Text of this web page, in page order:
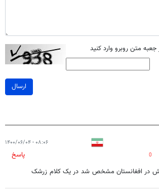
متن روبرو وارد کنید
ارسال
۰۸:۰۶ - ۱۴۰۰/۰۶/۰۴
0
پاسخ
در افغانستان مشخص شد در یک کلام زرشک